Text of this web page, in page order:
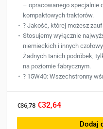
– opracowanego specjalnie
kompaktowych traktorów.
?️ Jakość, której możesz
Stosujemy wyłącznie
niemieckich i innych
Żadnych tanich podróbek,
na poziomie fabrycznym.
?️ 15W40: Wszechstronny
€36,78 €32,64
Dodaj